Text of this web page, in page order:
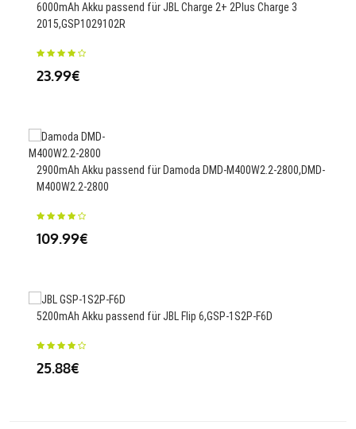
6000mAh Akku passend für JBL Charge 2+ 2Plus Charge 3
2015,GSP1029102R
23.99€
2900mAh Akku passend für Damoda DMD-M400W2.2-2800,DMD-
M400W2.2-2800
109.99€
5200mAh Akku passend für JBL Flip 6,GSP-1S2P-F6D
25.88€